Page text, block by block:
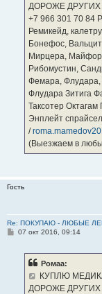
ДОРОЖЕ ДРУГИХ
‪+7 966 301 70 84‬
Ремикейд,
Бонефос,
Мирцера,
Рибомустин,
Фемара, Флудара,
Флудара Зитига
Таксотер
Энплейт
/
(Выезжаем в
Гость
Re: ПОКУПАЮ - ЛЮБЫЕ
С07 окт 2016, 09:14
Ромаа:
КУПЛЮ
ДОРОЖЕ ДРУГИХ